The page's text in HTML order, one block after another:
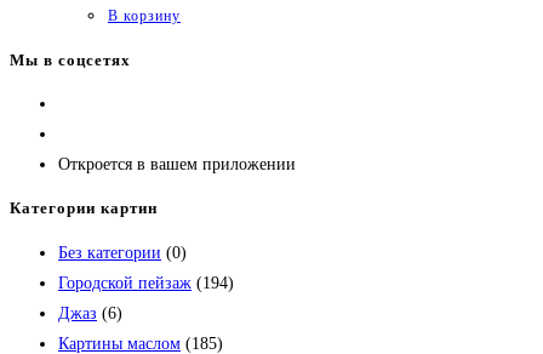
В корзину
Мы в соцсетях
Откроется в вашем приложении
Категории картин
Без категории (0)
Городской пейзаж (194)
Джаз (6)
Картины маслом (185)